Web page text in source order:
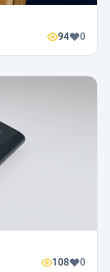
94 0
108 0